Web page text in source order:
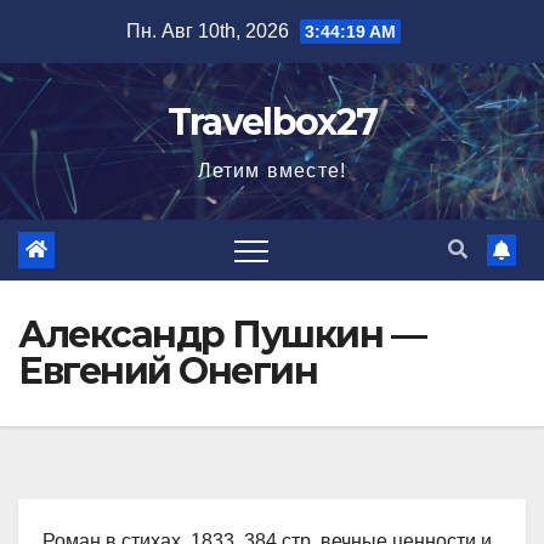
содержимому
Пн. Авг 10th, 2026 3:44:20 AM
Travelbox27
Летим вместе!
Александр Пушкин —
Евгений Онегин